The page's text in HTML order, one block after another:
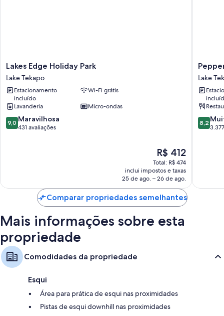
Lakes
Edge
Holiday
Park
Lake
Tekapo
Lakes Edge Holiday Park
Lake Tekapo
Estacionamento
incluído
Wi-Fi grátis
Lavanderia
Micro-ondas
9.0
de
9,0 Maravilhosa
431 avaliações
O
preço
é
de
R$ 412
R$ 412
Total: R$ 474
inclui impostos e taxas
25 de ago. – 26 de ago.
Peppers
Resort
Lake
Tekapo
Lake
8.2
de
8,2
Comparar propriedades semelhantes
Mais informações sobre esta
propriedade
Comodidades da propriedade
Esqui
Área para prática de esqui nas proximidades
Pistas de esqui downhill nas proximidades